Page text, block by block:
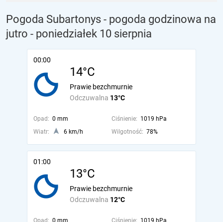
Pogoda Subartonys - pogoda godzinowa na
jutro - poniedziałek 10 sierpnia
00:00
14°C
Odczuwalna 13°C
Prawie bezchmurnie
Opad: 0 mm Ciśnienie: 1019 hPa
Wiatr:
6 km/h Wilgotność: 78%
01:00
13°C
Odczuwalna 12°C
Prawie bezchmurnie
Opad: 0 mm Ciśnienie: 1019 hPa